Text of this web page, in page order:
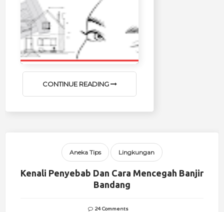
CONTINUE READING
Aneka Tips Lingkungan
Kenali Penyebab Dan Cara Mencegah Banjir
Bandang
24 Comments